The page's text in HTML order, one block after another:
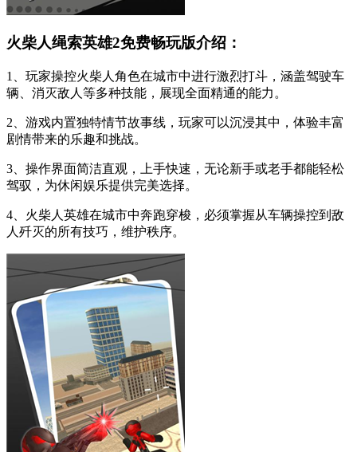
火柴人绳索英雄2免费畅玩版介绍：
1、玩家操控火柴人角色在城市中进行激烈打斗，涵盖驾驶车
辆、消灭敌人等多种技能，展现全面精通的能力。
2、游戏内置独特情节故事线，玩家可以沉浸其中，体验丰富
剧情带来的乐趣和挑战。
3、操作界面简洁直观，上手快速，无论新手或老手都能轻松
驾驭，为休闲娱乐提供完美选择。
4、火柴人英雄在城市中奔跑穿梭，必须掌握从车辆操控到敌
人歼灭的所有技巧，维护秩序。